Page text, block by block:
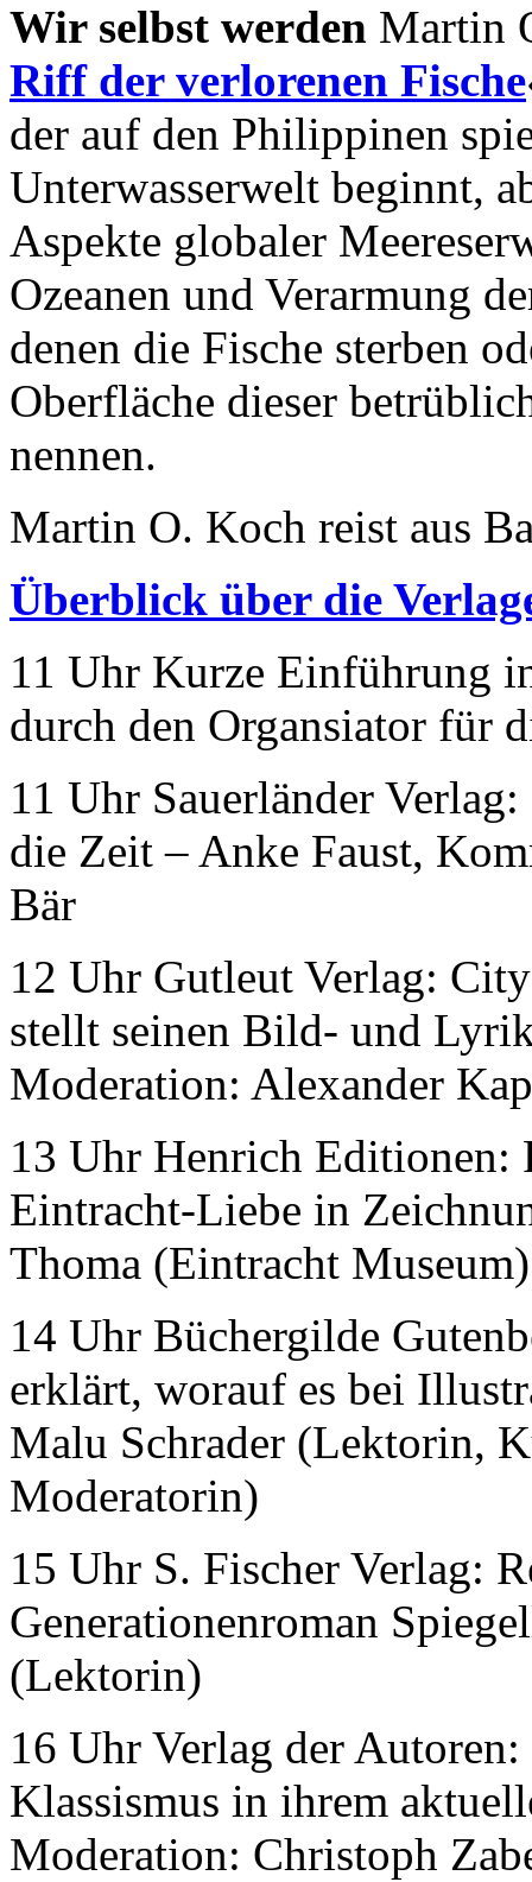
Wir selbst werden Martin
Riff der verlorenen Fische
der auf den Philippinen
Unterwasserwelt beginnt,
Aspekte globaler
Ozeanen und Verarmung
denen die Fische sterben
Oberfläche dieser
nennen.
Martin O. Koch reist aus
Überblick über die
11 Uhr Kurze Einführung
durch den Organsiator für
11 Uhr Sauerländer
die Zeit – Anke Faust,
Bär
12 Uhr Gutleut Verlag:
stellt seinen Bild- und
Moderation: Alexander
13 Uhr Henrich Editionen:
Eintracht-Liebe in
Thoma (Eintracht Museum)
14 Uhr Büchergilde
erklärt, worauf es bei
Malu Schrader (Lektorin,
Moderatorin)
15 Uhr S. Fischer Verlag:
Generationenroman
(Lektorin)
16 Uhr Verlag der
Klassismus in ihrem
Moderation: Christoph